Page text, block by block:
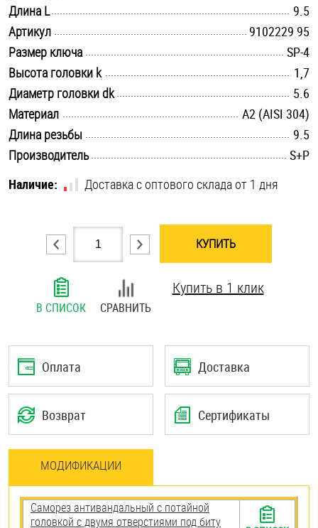
Шайбы
Шпильки
Шплинты
Штифты и пальцы
Длина L
9.5
Артикул
9102229 95
Размер ключа
SP-4
Высота головки k
1,7
Диаметр головки dk
5.6
Материал
А2 (AISI 304)
Длина резьбы
9.5
Производитель
S+P
Наличие:
Доставка с оптового склада от 1 дня
КУПИТЬ
В СПИСОК СРАВНИТЬ
Купить в 1 клик
Оплата Доставка
Возврат Сертификаты
МОДИФИКАЦИИ
Саморез антивандальный с потайной
головкой с двумя отверстиями под биту